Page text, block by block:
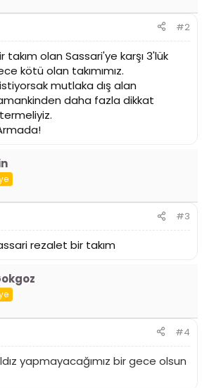
#2
olan Sassari'ye karşı 3'lük
kötü olan takımımız.
mutlaka dış alan
daha fazla dikkat
#3
rezalet bir takım
#4
yapmayacağımız bir gece olsun